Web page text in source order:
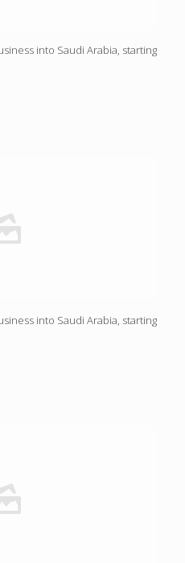
into Saudi Arabia, starting
into Saudi Arabia, starting